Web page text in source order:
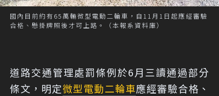
國內目前約有65萬輛微型電動二輪車，自11月1日起應經審驗
合格、懸掛牌照後才可上路。（本報系資料庫）
道路交通管理處罰條例於6月三讀通過部分
條文，明定微型電動二輪車應經審驗合格、